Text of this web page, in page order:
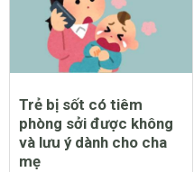
Trẻ bị sốt có tiêm
phòng sởi được không
và lưu ý dành cho cha
mẹ